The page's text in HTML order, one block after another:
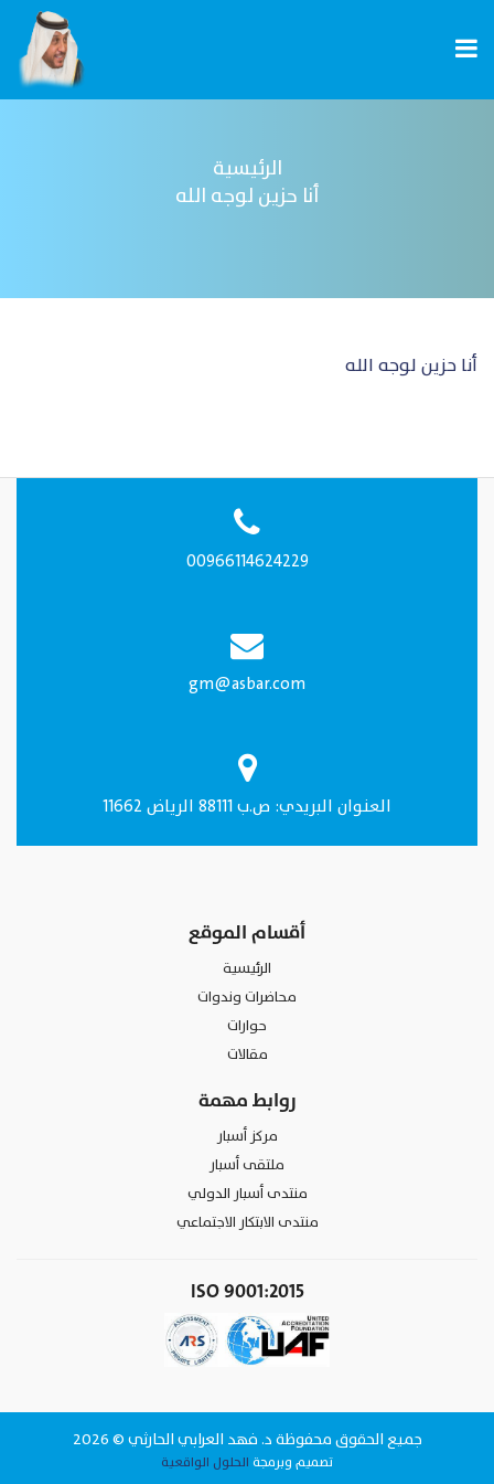
الرئيسية
أنا حزين لوجه الله
أنا حزين لوجه الله
00966114624229
gm@asbar.com
العنـوان البريدي: ص.ب 88111 الرياض 11662
أقسام الموقع
الرئيسية
محاضرات وندوات
حوارات
مقالات
روابط مهمة
مركز أسبار
ملتقى أسبار
منتدى أسبار الدولي
منتدى الابتكار الاجتماعي
ISO 9001:2015
جميع الحقوق محفوظة د. فهد العرابي الحارثي © 2026
تصميم وبرمجة الحلول الواقعية